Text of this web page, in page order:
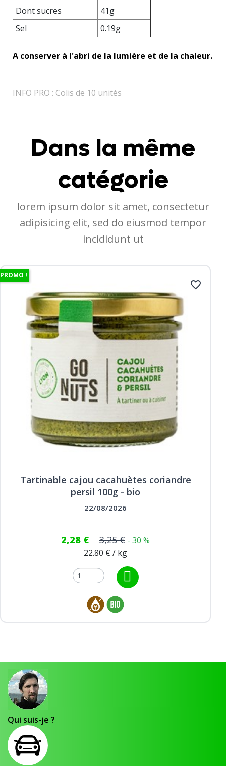
Dont sucres
41g
Sel
0.19g
A conserver à l'abri de la lumière et de la chaleur.
INFO PRO : Colis de 10 unités
Dans la même
catégorie
lorem ipsum dolor sit amet, consectetur
adipisicing elit, sed do eiusmod tempor
incididunt ut
Tartinable cajou cacahuètes coriandre
persil 100g - bio
22/08/2026
2,28 € 3,25 € - 30 %
22.80 € / kg
PROMO !
favorite_border
Qui suis-je ?